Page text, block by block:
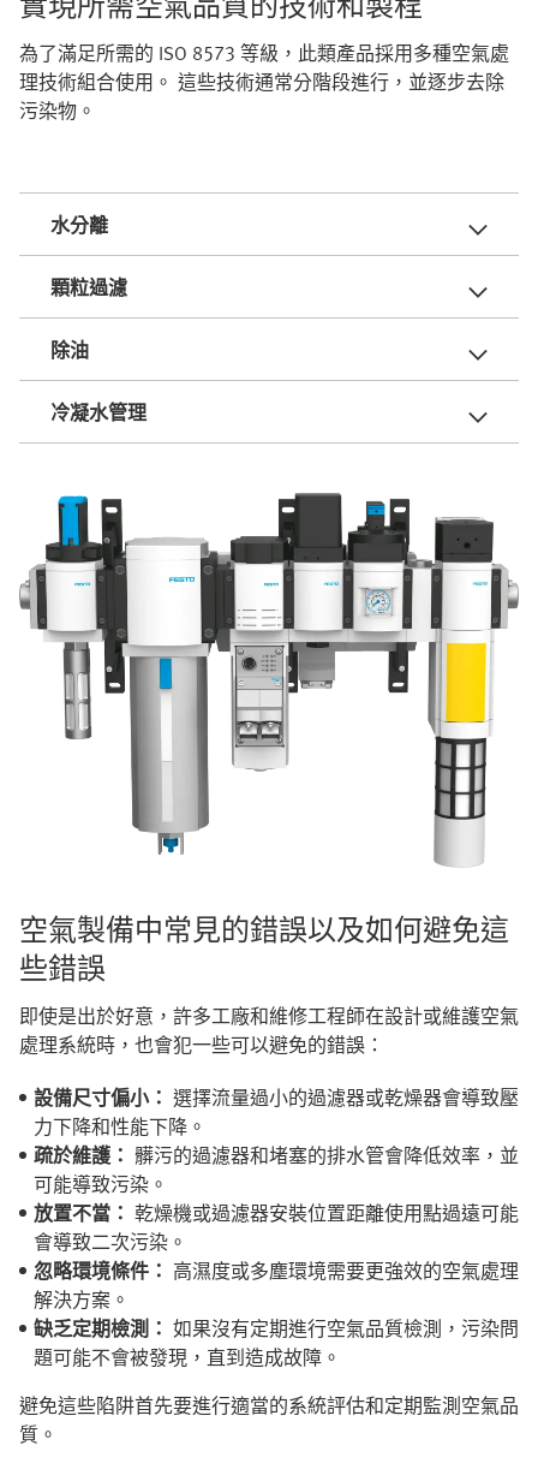
為了滿足所需的 ISO 8573 等級，此類產品採用多種空氣處
理技術組合使用。 這些技術通常分階段進行，並逐步去除
污染物。
水分離
顆粒過濾
除油
冷凝水管理
空氣製備中常見的錯誤以及如何避免這
些錯誤
即使是出於好意，許多工廠和維修工程師在設計或維護空氣
處理系統時，也會犯一些可以避免的錯誤：
設備尺寸偏小： 選擇流量過小的過濾器或乾燥器會導致壓
力下降和性能下降。
疏於維護： 髒污的過濾器和堵塞的排水管會降低效率，並
可能導致污染。
放置不當： 乾燥機或過濾器安裝位置距離使用點過遠可能
會導致二次污染。
忽略環境條件： 高濕度或多塵環境需要更強效的空氣處理
解決方案。
缺乏定期檢測： 如果沒有定期進行空氣品質檢測，污染問
題可能不會被發現，直到造成故障。
避免這些陷阱首先要進行適當的系統評估和定期監測空氣品
質。